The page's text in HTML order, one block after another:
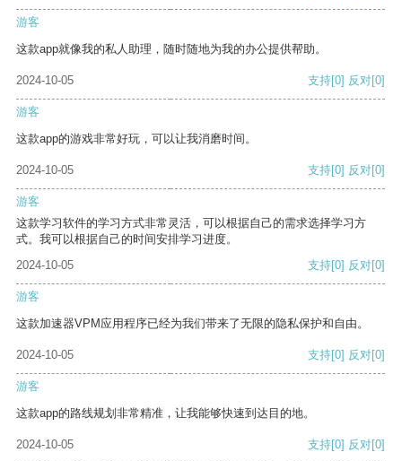
游客
这款app就像我的私人助理，随时随地为我的办公提供帮助。
2024-10-05 支持[0] 反对[0]
游客
这款app的游戏非常好玩，可以让我消磨时间。
2024-10-05 支持[0] 反对[0]
游客
这款学习软件的学习方式非常灵活，可以根据自己的需求选择学习方
式。我可以根据自己的时间安排学习进度。
2024-10-05
支持[0] 反对[0]
游客
这款加速器VPM应用程序已经为我们带来了无限的隐私保护和自由。
2024-10-05 支持[0] 反对[0]
游客
这款app的路线规划非常精准，让我能够快速到达目的地。
2024-10-05 支持[0] 反对[0]